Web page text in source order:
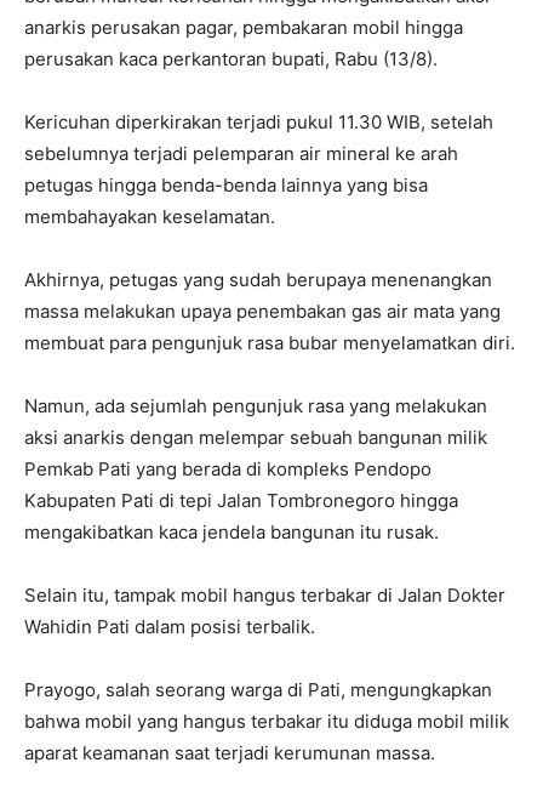
anarkis perusakan pagar, pembakaran mobil hingga
perusakan kaca perkantoran bupati, Rabu (13/8).
Kericuhan diperkirakan terjadi pukul 11.30 WIB, setelah
sebelumnya terjadi pelemparan air mineral ke arah
petugas hingga benda-benda lainnya yang bisa
membahayakan keselamatan.
Akhirnya, petugas yang sudah berupaya menenangkan
massa melakukan upaya penembakan gas air mata yang
membuat para pengunjuk rasa bubar menyelamatkan diri.
Namun, ada sejumlah pengunjuk rasa yang melakukan
aksi anarkis dengan melempar sebuah bangunan milik
Pemkab Pati yang berada di kompleks Pendopo
Kabupaten Pati di tepi Jalan Tombronegoro hingga
mengakibatkan kaca jendela bangunan itu rusak.
Selain itu, tampak mobil hangus terbakar di Jalan Dokter
Wahidin Pati dalam posisi terbalik.
Prayogo, salah seorang warga di Pati, mengungkapkan
bahwa mobil yang hangus terbakar itu diduga mobil milik
aparat keamanan saat terjadi kerumunan massa.